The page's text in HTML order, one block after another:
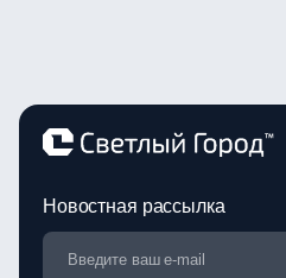
Новостная рассылка